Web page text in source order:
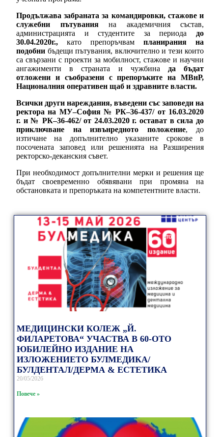
Продължава забраната за командировки, стажове и
служебни пътуванияна академичния състав,
администрацията и студентите за периода до
30.04.2020г., като препоръчвам планирания на
подобни бъдещи пътувания, включително и тези които
са свързани с проекти за мобилност, стажове и научни
ангажименти в страната и чужбина да бъдат
отложени и съобразени с препоръките на МВнР,
Националния оперативен щаб и здравните власти.
Всички други нареждания, въведени със заповеди на
ректора на МУ–София № РК–36-437/ от 16.03.2020
г. и № РК–36-462/ от 24.03.2020 г. остават в сила до
приключване на извънредното положение, до
изтичане на допълнително указаните срокове в
посочената заповед или решенията на Разширения
ректорско-деканския съвет.
При необходимост допълнителни мерки и решения ще
бъдат своевременно обявявани при промяна на
обстановката и препоръката на компетентните власти.
МЕДИЦИНСКИ КОЛЕЖ „Й.
ФИЛАРЕТОВА“ УЧАСТВА В 60-ОТО
ЮБИЛЕЙНО ИЗДАНИЕ НА
ИЗЛОЖЕНИЕТО БУЛМЕДИКА/
БУЛДЕНТАЛ/ДЕРМА & ЕСТЕТИКА
20/05/2026
Повече »